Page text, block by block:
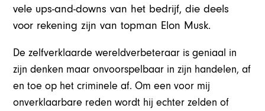
vele ups-and-downs van het bedrijf, die deels
voor rekening zijn van topman Elon Musk.
De zelfverklaarde wereldverbeteraar is geniaal in
zijn denken maar onvoorspelbaar in zijn handelen, af
en toe op het criminele af. Om een voor mij
onverklaarbare reden wordt hij echter zelden of